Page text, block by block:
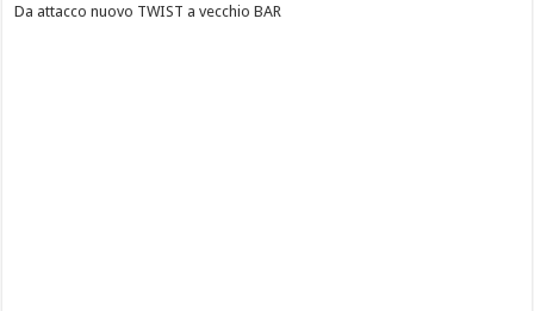
Da attacco nuovo TWIST a vecchio BAR